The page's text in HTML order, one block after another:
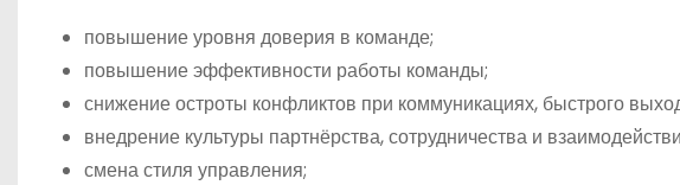
повышение уровня доверия в команде;
повышение эффективности работы команды;
снижение остроты конфликтов при коммуникациях, быстрого
внедрение культуры партнёрства, сотрудничества и
смена стиля управления;